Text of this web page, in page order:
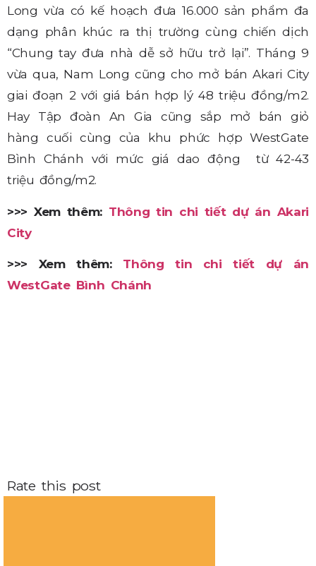
Long vừa có kế hoạch đưa 16.000 sản phẩm đa
dạng phân khúc ra thị trường cùng chiến dịch
“Chung tay đưa nhà dễ sở hữu trở lại”. Tháng 9
vừa qua, Nam Long cũng cho mở bán Akari City
giai đoạn 2 với giá bán hợp lý 48 triệu đồng/m2.
Hay Tập đoàn An Gia cũng sắp mở bán giỏ
hàng cuối cùng của khu phức hợp WestGate
Bình Chánh với mức giá dao động từ 42-43
triệu đồng/m2.
>>> Xem thêm: Thông tin chi tiết dự án Akari
City
>>> Xem thêm: Thông tin chi tiết dự án
WestGate Bình Chánh
Rate this post